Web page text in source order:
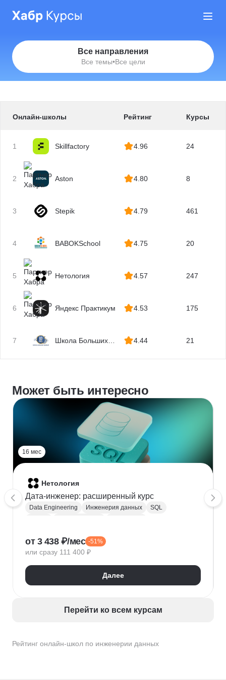
Все направления
Все темы•Все цели
Рейтинг онлайн-школ по инженерии данных
Онлайн-школы Рейтинг Курсы
1 Skillfactory 4.96 24
2 Aston 4.80 8
3 Stepik 4.79 461
4 BABOKSchool 4.75 20
5 Нетология 4.57 247
6 Яндекс Практикум 4.53 175
7
Школа Больших
4.44 21
Может быть интересно
16 мес
Нетология
Дата-инженер: расширенный курс
Data Engineering Инженерия данных
SQL
ClickHouse
ETL DWH
Redis
Извлечение данных
Машинное обучение
от 3 438 ₽/мес -51%
или сразу 111 400 ₽
Далее
Перейти ко всем курсам